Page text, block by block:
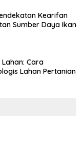
Kearifan
Sumber Daya Ikan
Cara
Lahan Pertanian